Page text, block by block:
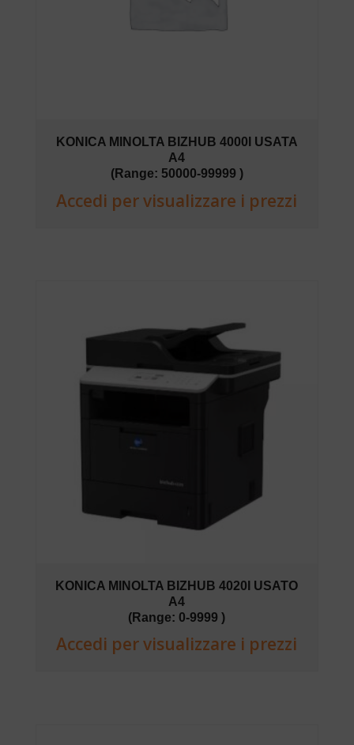
KONICA MINOLTA BIZHUB 4000I USATA
A4
(Range: 50000-99999 )
Accedi per visualizzare i prezzi
KONICA MINOLTA BIZHUB 4020I USATO
A4
(Range: 0-9999 )
Accedi per visualizzare i prezzi